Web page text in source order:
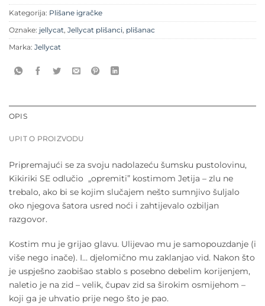
Kategorija: Plišane igračke
Oznake: jellycat, Jellycat plišanci, plišanac
Marka: Jellycat
OPIS
UPIT O PROIZVODU
Pripremajući se za svoju nadolazeću šumsku pustolovinu,
Kikiriki SE odlučio „opremiti” kostimom Jetija – zlu ne
trebalo, ako bi se kojim slučajem nešto sumnjivo šuljalo
oko njegova šatora usred noći i zahtijevalo ozbiljan
razgovor.
Kostim mu je grijao glavu. Ulijevao mu je samopouzdanje (i
više nego inače). I… djelomično mu zaklanjao vid. Nakon što
je uspješno zaobišao stablo s posebno debelim korijenjem,
naletio je na zid – velik, čupav zid sa širokim osmijehom –
koji ga je uhvatio prije nego što je pao.